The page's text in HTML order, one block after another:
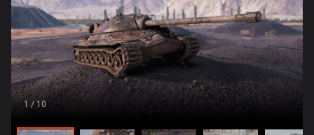
1 / 10